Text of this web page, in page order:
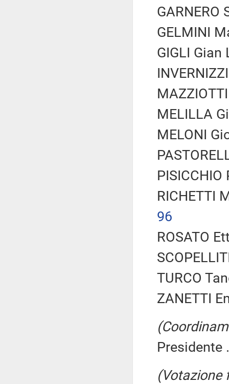
GARNERO
GELMINI
GIGLI Gian
MELILLA
MELONI
RICHETTI
96
ROSATO
TURCO
ZANETTI
Presidente
(Votazione